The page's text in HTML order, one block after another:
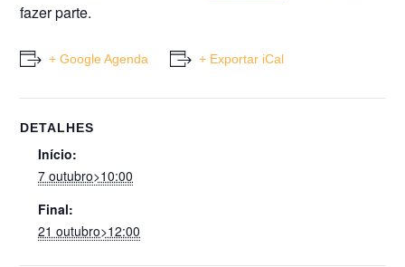
fazer parte.
+ Google Agenda + Exportar iCal
DETALHES
Início:
7 outubro>10:00
Final:
21 outubro>12:00